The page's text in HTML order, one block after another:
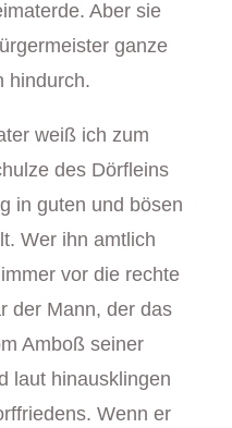
Aber sie
ganze
hindurch.
weiß ich zum
des Dörfleins
in guten und bösen
Wer ihn amtlich
vor die rechte
der Mann, der das
Amboß seiner
laut hinausklingen
Wenn er